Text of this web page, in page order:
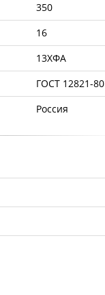
350
16
13ХФА
ГОСТ 12821-80
Россия